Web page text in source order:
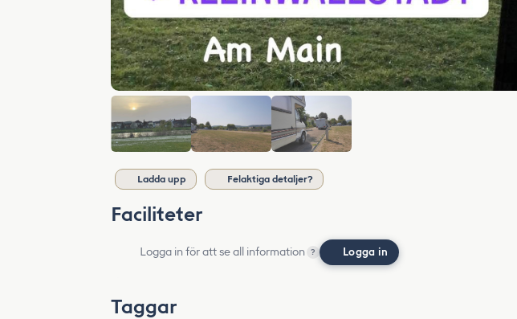
Ladda upp Felaktiga detaljer?
Faciliteter
Logga in för att se all information ? Logga in
Taggar